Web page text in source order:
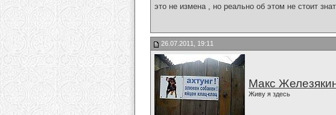
это не измена , но реально об этом не стоит
26.07.2011, 19:11
Макс
Живу я здесь